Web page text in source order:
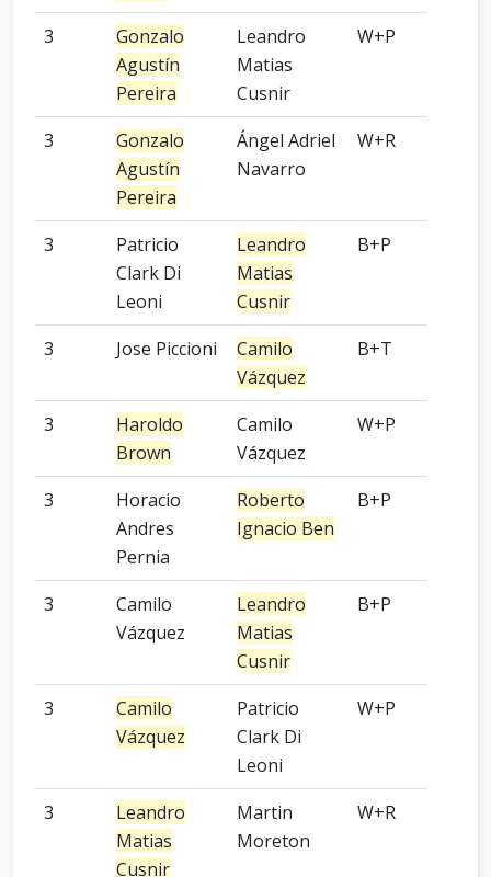
3
Gonzalo
Agustín
Pereira
Leandro
Matias
Cusnir
W+P
3
Gonzalo
Agustín
Pereira
Ángel Adriel
Navarro
W+R
3
Patricio
Clark Di
Leoni
Leandro
Matias
Cusnir
B+P
3 Jose Piccioni
Camilo
Vázquez
B+T
3
Haroldo
Brown
Camilo
Vázquez
W+P
3
Horacio
Andres
Pernia
Roberto
Ignacio Ben
B+P
3
Camilo
Vázquez
Leandro
Matias
Cusnir
B+P
3
Camilo
Vázquez
Patricio
Clark Di
Leoni
W+P
3
Leandro
Matias
Cusnir
Martin
Moreton
W+R